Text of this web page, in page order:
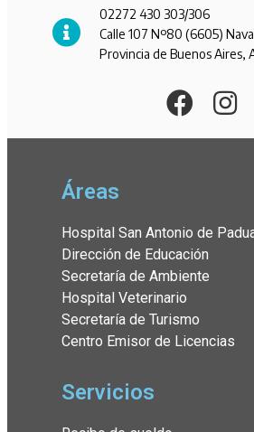
02272 430 303/306
Calle 107 Nº80 (6605)
Provincia de Buenos Aires,
Áreas
Hospital San Antonio de
Dirección de Educación
Secretaría de Ambiente
Hospital Veterinario
Secretaría de Turismo
Centro Emisor de Licencias
Servicios